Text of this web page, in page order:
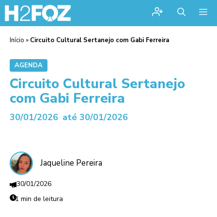
Início » Circuito Cultural Sertanejo com Gabi Ferreira
AGENDA
Circuito Cultural Sertanejo
com Gabi Ferreira
30/01/2026 até 30/01/2026
Jaqueline Pereira
30/01/2026
1 min de leitura